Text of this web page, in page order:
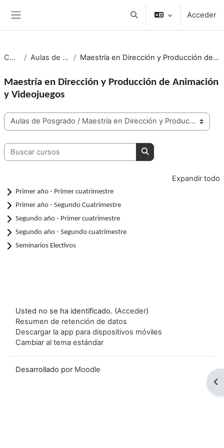
Selector de búsqueda de
Acceder
Cursos Aulas de Posgrado Maestría en Dirección y Producción de Animación y Videojuegos
Maestría en Dirección y Producción de Animación
y Videojuegos
Categorías
Buscar cursos
Buscar cursos
Expandir todo
Primer año - Primer cuatrimestre
Primer año - Segundo Cuatrimestre
Segundo año - Primer cuatrimestre
Segundo año - Segundo cuatrimestre
Seminarios Electivos
Usted no se ha identificado. (Acceder)
Resumen de retención de datos
Descargar la app para dispositivos móviles
Cambiar al tema estándar
Desarrollado por Moodle